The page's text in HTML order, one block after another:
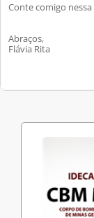
Conte comigo
Abraços,
Flávia Rita